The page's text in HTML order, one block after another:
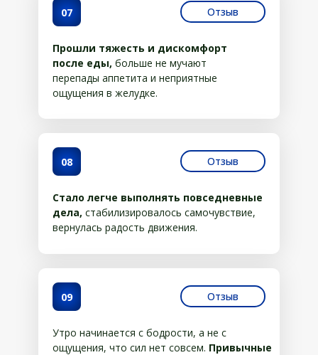
Прошли тяжесть и дискомфорт
после еды, больше не мучают
перепады аппетита и неприятные
ощущения в желудке.
07
Стало легче выполнять повседневные
дела, стабилизировалось самочувствие,
вернулась радость движения.
08
Утро начинается с бодрости, а не с
ощущения, что сил нет совсем. Привычные
09
Отзыв
Отзыв
Отзыв